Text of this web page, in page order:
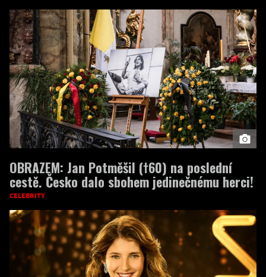
OBRAZEM: Jan Potměšil (†60) na poslední
cestě. Česko dalo sbohem jedinečnému herci!
CELEBRITY